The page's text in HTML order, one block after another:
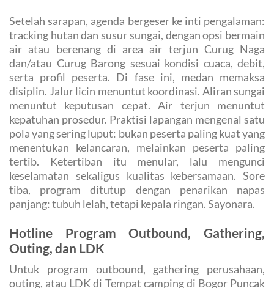
Setelah sarapan, agenda bergeser ke inti pengalaman:
tracking hutan dan susur sungai, dengan opsi bermain
air atau berenang di area air terjun Curug Naga
dan/atau Curug Barong sesuai kondisi cuaca, debit,
serta profil peserta. Di fase ini, medan memaksa
disiplin. Jalur licin menuntut koordinasi. Aliran sungai
menuntut keputusan cepat. Air terjun menuntut
kepatuhan prosedur. Praktisi lapangan mengenal satu
pola yang sering luput: bukan peserta paling kuat yang
menentukan kelancaran, melainkan peserta paling
tertib. Ketertiban itu menular, lalu mengunci
keselamatan sekaligus kualitas kebersamaan. Sore
tiba, program ditutup dengan penarikan napas
panjang: tubuh lelah, tetapi kepala ringan. Sayonara.
Hotline Program Outbound, Gathering,
Outing, dan LDK
Untuk program outbound, gathering perusahaan,
outing, atau LDK di Tempat camping di Bogor Puncak